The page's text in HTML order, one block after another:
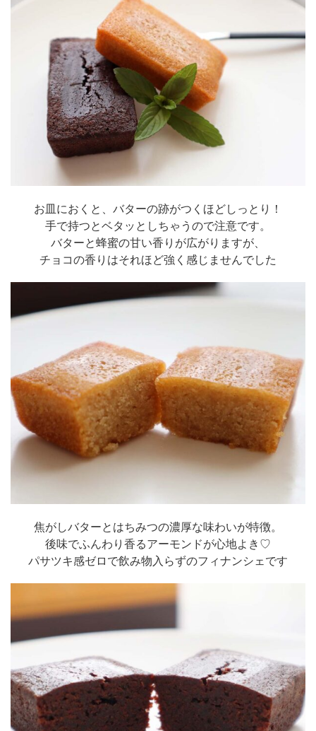
お皿におくと、バターの跡がつくほどしっとり！
手で持つとベタッとしちゃうので注意です。
バターと蜂蜜の甘い香りが広がりますが、
チョコの香りはそれほど強く感じませんでした
焦がしバターとはちみつの濃厚な味わいが特徴。
後味でふんわり香るアーモンドが心地よき♡
パサツキ感ゼロで飲み物入らずのフィナンシェです